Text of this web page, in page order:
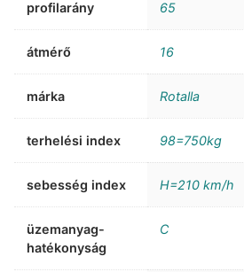
profilarány 65
átmérő 16
márka Rotalla
terhelési index 98=750kg
sebesség index H=210 km/h
üzemanyag-
hatékonyság
C